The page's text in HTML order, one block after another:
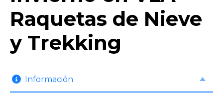
Raquetas de Nieve
y Trekking
Información